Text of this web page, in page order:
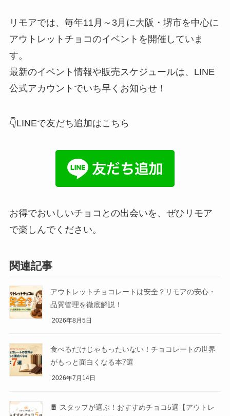
リモアでは、毎年11月～3月に大阪・堺市を中心に
アウトレットチョコのイベントを開催していま
す。
最新のイベント情報や販売スケジュールは、LINE
公式アカウントでいち早くお知らせ！
👇LINEで友だち追加はこちら
お得でおいしいチョコとの出会いを、ぜひリモア
で楽しんでください。
関連記事
アウトレットチョコレートは安全？リモアの安心・
品質管理を徹底解説！
2026年8月5日
食べるだけじゃもったいない！チョコレートの世界
がもっと面白くなる本7選
2026年7月14日
🍫 スタッフが選ぶ！おすすめチョコ5選【アウトレ